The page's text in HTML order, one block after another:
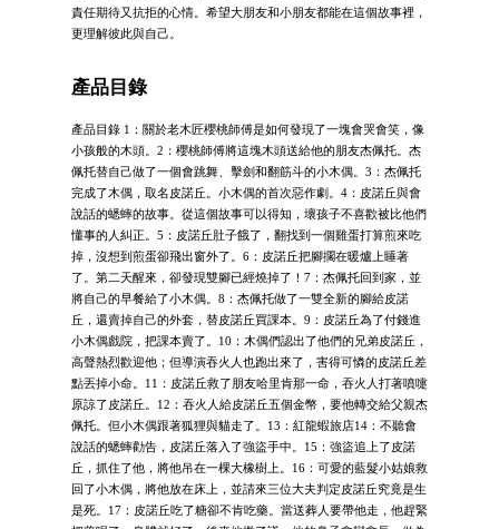
責任期待又抗拒的心情。希望大朋友和小朋友都能在這個故事裡，
更理解彼此與自己。
產品目錄
產品目錄 1：關於老木匠櫻桃師傅是如何發現了一塊會哭會笑，像
小孩般的木頭。2：櫻桃師傅將這塊木頭送給他的朋友杰佩托。杰
佩托替自己做了一個會跳舞、擊劍和翻筋斗的小木偶。3：杰佩托
完成了木偶，取名皮諾丘。小木偶的首次惡作劇。4：皮諾丘與會
說話的蟋蟀的故事。從這個故事可以得知，壞孩子不喜歡被比他們
懂事的人糾正。5：皮諾丘肚子餓了，翻找到一個雞蛋打算煎來吃
掉，沒想到煎蛋卻飛出窗外了。6：皮諾丘把腳擱在暖爐上睡著
了。第二天醒來，卻發現雙腳已經燒掉了！7：杰佩托回到家，並
將自己的早餐給了小木偶。8：杰佩托做了一雙全新的腳給皮諾
丘，還賣掉自己的外套，替皮諾丘買課本。9：皮諾丘為了付錢進
小木偶戲院，把課本賣了。10：木偶們認出了他們的兄弟皮諾丘，
高聲熱烈歡迎他；但導演吞火人也跑出來了，害得可憐的皮諾丘差
點丟掉小命。11：皮諾丘救了朋友哈里肯那一命，吞火人打著噴嚏
原諒了皮諾丘。12：吞火人給皮諾丘五個金幣，要他轉交給父親杰
佩托。但小木偶跟著狐狸與貓走了。13：紅龍蝦旅店14：不聽會
說話的蟋蟀勸告，皮諾丘落入了強盜手中。15：強盜追上了皮諾
丘，抓住了他，將他吊在一棵大橡樹上。16：可愛的藍髮小姑娘救
回了小木偶，將他放在床上，並請來三位大夫判定皮諾丘究竟是生
是死。17：皮諾丘吃了糖卻不肯吃藥。當送葬人要帶他走，他趕緊